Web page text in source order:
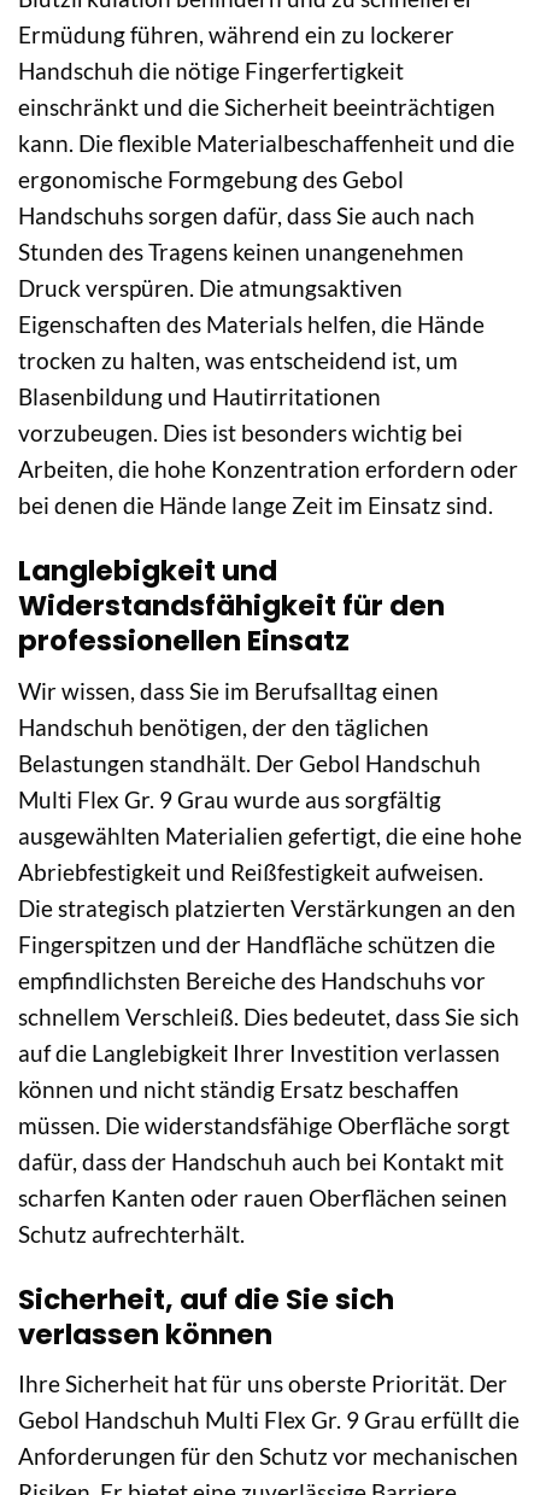
Ermüdung führen, während ein zu lockerer
Handschuh die nötige Fingerfertigkeit
einschränkt und die Sicherheit beeinträchtigen
kann. Die flexible Materialbeschaffenheit und die
ergonomische Formgebung des Gebol
Handschuhs sorgen dafür, dass Sie auch nach
Stunden des Tragens keinen unangenehmen
Druck verspüren. Die atmungsaktiven
Eigenschaften des Materials helfen, die Hände
trocken zu halten, was entscheidend ist, um
Blasenbildung und Hautirritationen
vorzubeugen. Dies ist besonders wichtig bei
Arbeiten, die hohe Konzentration erfordern oder
bei denen die Hände lange Zeit im Einsatz sind.
Langlebigkeit und
Widerstandsfähigkeit für den
professionellen Einsatz
Wir wissen, dass Sie im Berufsalltag einen
Handschuh benötigen, der den täglichen
Belastungen standhält. Der Gebol Handschuh
Multi Flex Gr. 9 Grau wurde aus sorgfältig
ausgewählten Materialien gefertigt, die eine hohe
Abriebfestigkeit und Reißfestigkeit aufweisen.
Die strategisch platzierten Verstärkungen an den
Fingerspitzen und der Handfläche schützen die
empfindlichsten Bereiche des Handschuhs vor
schnellem Verschleiß. Dies bedeutet, dass Sie sich
auf die Langlebigkeit Ihrer Investition verlassen
können und nicht ständig Ersatz beschaffen
müssen. Die widerstandsfähige Oberfläche sorgt
dafür, dass der Handschuh auch bei Kontakt mit
scharfen Kanten oder rauen Oberflächen seinen
Schutz aufrechterhält.
Sicherheit, auf die Sie sich
verlassen können
Ihre Sicherheit hat für uns oberste Priorität. Der
Gebol Handschuh Multi Flex Gr. 9 Grau erfüllt die
Anforderungen für den Schutz vor mechanischen